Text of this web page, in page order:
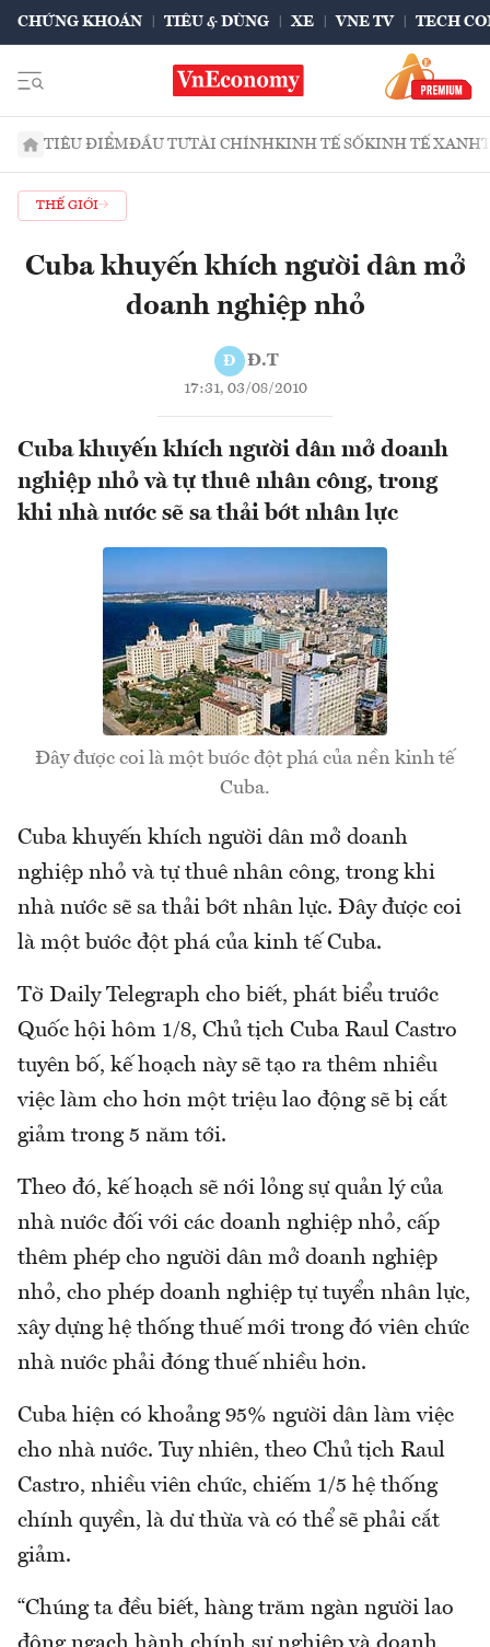
CHỨNG KHOÁN TIÊU & DÙNG XE VNE TV TECH
TIÊU ĐIỂMĐẦU TƯTÀI CHÍNHKINH TẾ SỐKINH TẾ XANH
THẾ GIỚI
Cuba khuyến khích người dân mở
doanh nghiệp nhỏ
Đ Đ.T
17:31, 03/08/2010
Cuba khuyến khích người dân mở doanh
nghiệp nhỏ và tự thuê nhân công, trong
khi nhà nước sẽ sa thải bớt nhân lực
Đây được coi là một bước đột phá của nền kinh tế
Cuba.
Cuba khuyến khích người dân mở doanh
nghiệp nhỏ và tự thuê nhân công, trong khi
nhà nước sẽ sa thải bớt nhân lực. Đây được coi
là một bước đột phá của kinh tế Cuba.
Tờ Daily Telegraph cho biết, phát biểu trước
Quốc hội hôm 1/8, Chủ tịch Cuba Raul Castro
tuyên bố, kế hoạch này sẽ tạo ra thêm nhiều
việc làm cho hơn một triệu lao động sẽ bị cắt
giảm trong 5 năm tới.
Theo đó, kế hoạch sẽ nới lỏng sự quản lý của
nhà nước đối với các doanh nghiệp nhỏ, cấp
thêm phép cho người dân mở doanh nghiệp
nhỏ, cho phép doanh nghiệp tự tuyển nhân lực,
xây dựng hệ thống thuế mới trong đó viên chức
nhà nước phải đóng thuế nhiều hơn.
Cuba hiện có khoảng 95% người dân làm việc
cho nhà nước. Tuy nhiên, theo Chủ tịch Raul
Castro, nhiều viên chức, chiếm 1/5 hệ thống
chính quyền, là dư thừa và có thể sẽ phải cắt
giảm.
“Chúng ta đều biết, hàng trăm ngàn người lao